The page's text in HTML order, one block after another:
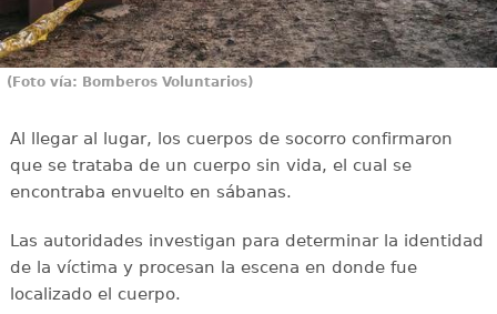
(Foto vía: Bomberos Voluntarios)
Al llegar al lugar, los cuerpos de socorro confirmaron
que se trataba de un cuerpo sin vida, el cual se
encontraba envuelto en sábanas.
Las autoridades investigan para determinar la identidad
de la víctima y procesan la escena en donde fue
localizado el cuerpo.